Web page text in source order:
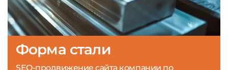
Форма стали
SEO-продвижение сайта компании по